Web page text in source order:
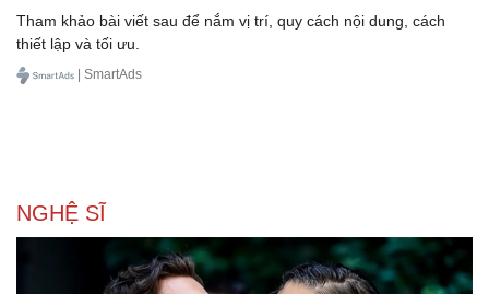
Tham khảo bài viết sau để nắm vị trí, quy cách nội dung, cách
thiết lập và tối ưu.
| SmartAds
NGHỆ SĨ